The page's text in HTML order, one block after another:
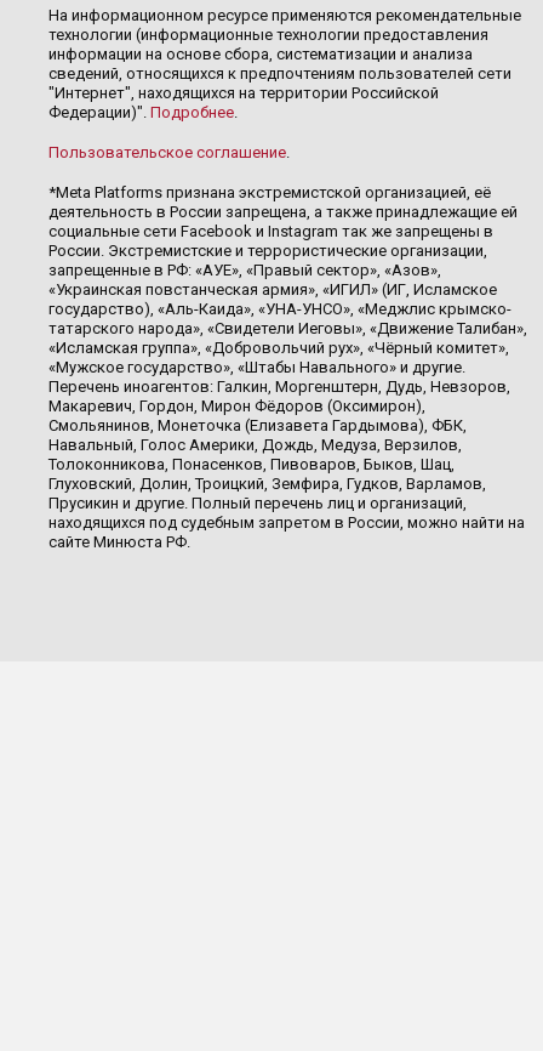
На информационном ресурсе применяются рекомендательные
технологии (информационные технологии предоставления
информации на основе сбора, систематизации и анализа
сведений, относящихся к предпочтениям пользователей сети
"Интернет", находящихся на территории Российской
Федерации)". Подробнее.
Пользовательское соглашение.
*Meta Platforms признана экстремистской организацией, её
деятельность в России запрещена, а также принадлежащие ей
социальные сети Facebook и Instagram так же запрещены в
России. Экстремистские и террористические организации,
запрещенные в РФ: «АУЕ», «Правый сектор», «Азов»,
«Украинская повстанческая армия», «ИГИЛ» (ИГ, Исламское
государство), «Аль-Каида», «УНА-УНСО», «Меджлис крымско-
татарского народа», «Свидетели Иеговы», «Движение Талибан»,
«Исламская группа», «Добровольчий рух», «Чёрный комитет»,
«Мужское государство», «Штабы Навального» и другие.
Перечень иноагентов: Галкин, Моргенштерн, Дудь, Невзоров,
Макаревич, Гордон, Мирон Фёдоров (Оксимирон),
Смольянинов, Монеточка (Елизавета Гардымова), ФБК,
Навальный, Голос Америки, Дождь, Медуза, Верзилов,
Толоконникова, Понасенков, Пивоваров, Быков, Шац,
Глуховский, Долин, Троицкий, Земфира, Гудков, Варламов,
Прусикин и другие. Полный перечень лиц и организаций,
находящихся под судебным запретом в России, можно найти на
сайте Минюста РФ.